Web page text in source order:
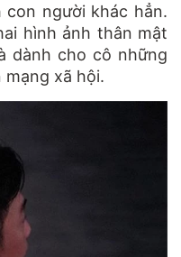
người khác hẳn.
hình ảnh thân mật
dành cho cô những
xã hội.